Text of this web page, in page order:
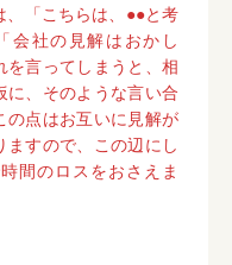
「こちらは、●●と考
会社の見解はおかし
を言ってしまうと、相
、そのような言い合
の点はお互いに見解が
すので、この辺にし
間のロスをおさえま